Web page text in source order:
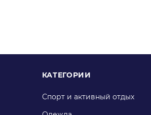
КАТЕГОРИИ
Спорт и активный отдых